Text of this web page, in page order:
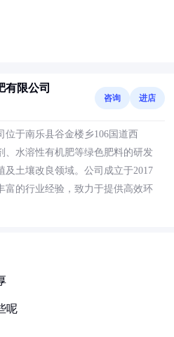
有限公司
咨询 进店
于南乐县谷金楼乡106国道西
、水溶性有机肥等绿色肥料的研发
及土壤改良领域。公司成立于2017
富的行业经验，致力于提供高效环
呢